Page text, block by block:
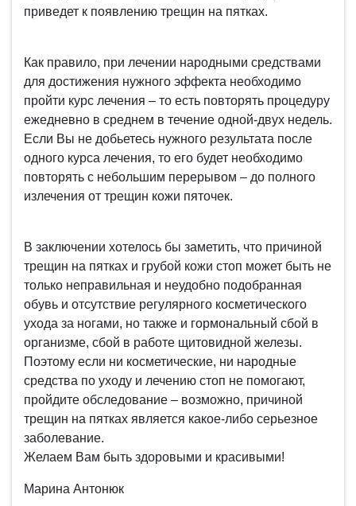
приведет к появлению трещин на пятках.
Как правило, при лечении народными средствами
для достижения нужного эффекта необходимо
пройти курс лечения – то есть повторять процедуру
ежедневно в среднем в течение одной-двух недель.
Если Вы не добьетесь нужного результата после
одного курса лечения, то его будет необходимо
повторять с небольшим перерывом – до полного
излечения от трещин кожи пяточек.
В заключении хотелось бы заметить, что причиной
трещин на пятках и грубой кожи стоп может быть не
только неправильная и неудобно подобранная
обувь и отсутствие регулярного косметического
ухода за ногами, но также и гормональный сбой в
организме, сбой в работе щитовидной железы.
Поэтому если ни косметические, ни народные
средства по уходу и лечению стоп не помогают,
пройдите обследование – возможно, причиной
трещин на пятках является какое-либо серьезное
заболевание.
Желаем Вам быть здоровыми и красивыми!
Марина Антонюк